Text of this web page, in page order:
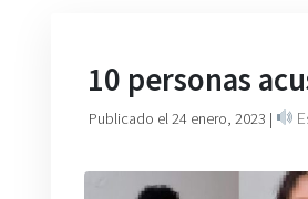
10 personas
Publicado el 24 enero, 2023 |